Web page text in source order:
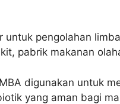
untuk pengolahan
pabrik makanan
digunakan untuk
yang aman bagi